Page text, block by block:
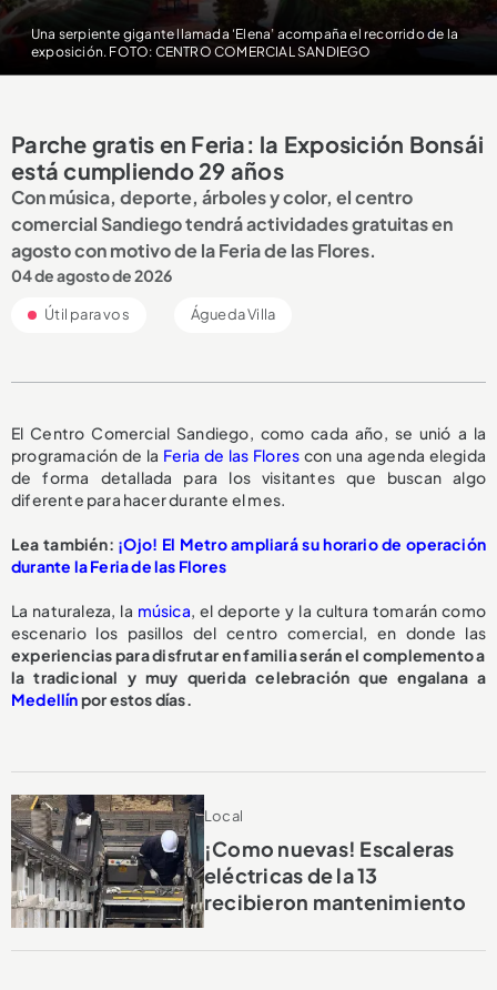
Una serpiente gigante llamada ‘Elena’ acompaña el recorrido de la
exposición. FOTO: CENTRO COMERCIAL SANDIEGO
Parche gratis en Feria: la Exposición Bonsái
está cumpliendo 29 años
Con música, deporte, árboles y color, el centro
comercial Sandiego tendrá actividades gratuitas en
agosto con motivo de la Feria de las Flores.
04 de agosto de 2026
Útil para vos Águeda Villa
El Centro Comercial Sandiego, como cada año, se unió a la
programación de la Feria de las Flores con una agenda elegida
de forma detallada para los visitantes que buscan algo
diferente para hacer durante el mes.
Lea también: ¡Ojo! El Metro ampliará su horario de operación
durante la Feria de las Flores
La naturaleza, la música, el deporte y la cultura tomarán como
escenario los pasillos del centro comercial, en donde las
experiencias para disfrutar en familia serán el complemento a
la tradicional y muy querida celebración que engalana a
Medellínpor estos días.
Local
¡Como nuevas! Escaleras
eléctricas de la 13
recibieron mantenimiento